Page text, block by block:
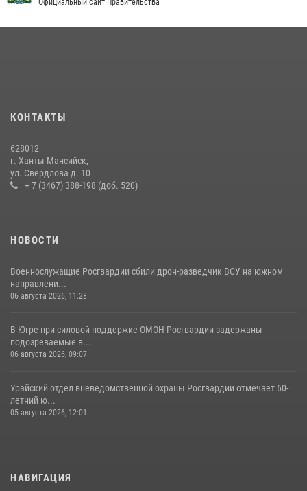
В Югре военнослужащие и сотрудники Росгвардии почтили память
11 июля 2026, 12:26
КОНТАКТЫ
628012
г. Ханты-Мансийск,
ул. Свердлова д. 10
+ 7 (3467) 388-198 (доб. 520)
НОВОСТИ
Военнослужащие Росгвардии сбили дрон-разведчик ВСУ на южном
направлени...
06 августа 2026, 11:28
В Югре при силовой поддержке ОМОН Росгвардии задержаны
подозреваемые в...
06 августа 2026, 09:07
Урайский отдел вневедомственной охраны Росгвардии отмечает 60-
летний ю...
05 августа 2026, 12:01
НАВИГАЦИЯ